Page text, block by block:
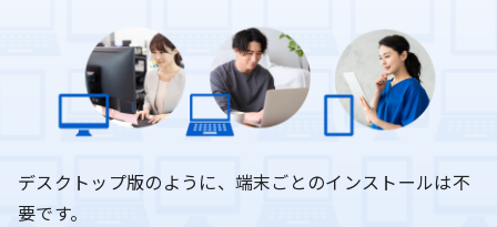
デスクトップ版のように、端末ごとのインストールは不
要です。